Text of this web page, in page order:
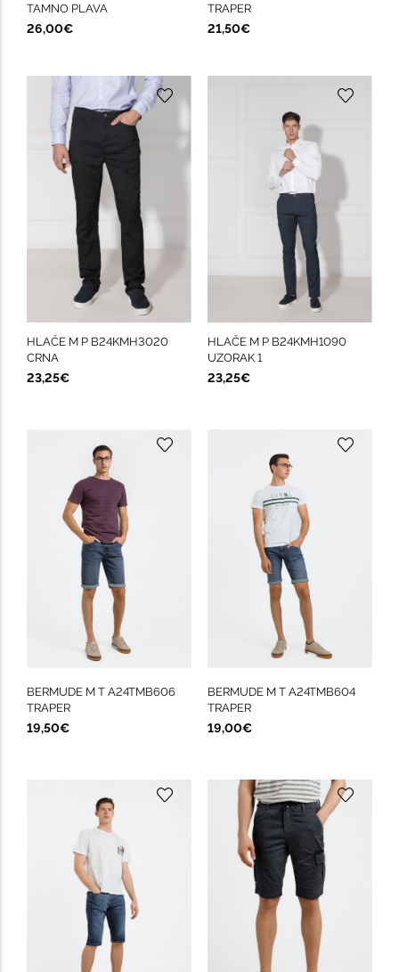
TAMNO PLAVA
26,00€
TRAPER
21,50€
HLAČE M P B24KMH3020
CRNA
23,25€
HLAČE M P B24KMH1090
UZORAK 1
23,25€
BERMUDE M T A24TMB606
TRAPER
19,50€
BERMUDE M T A24TMB604
TRAPER
19,00€